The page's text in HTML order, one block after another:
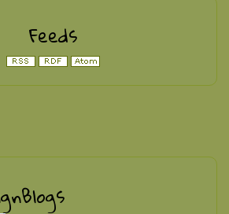
Feeds